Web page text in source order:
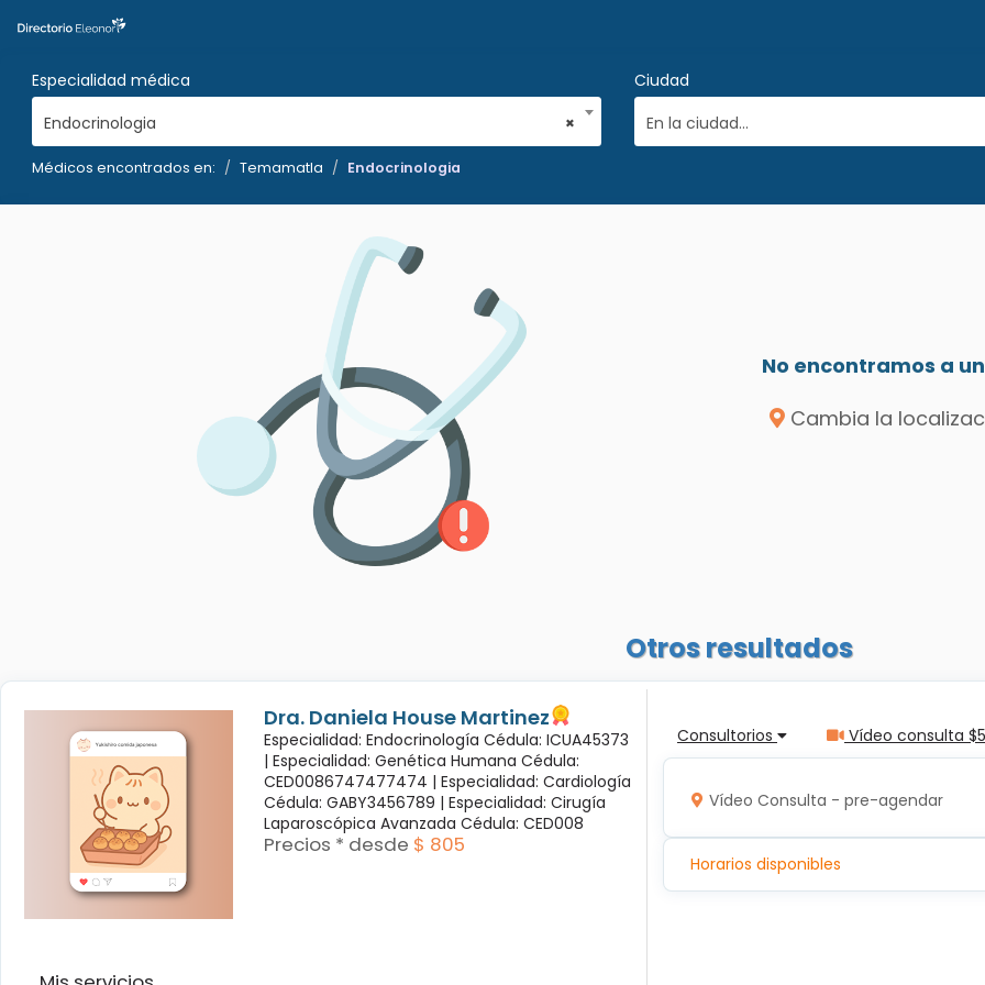
Especialidad médica
×
Endocrinologia
Ciudad
En la ciudad...
Médicos encontrados en: Temamatla Endocrinologia
No encontramos a
Cambia la
Otros resultados
Dra. Daniela House Martinez
Especialidad: Endocrinología Cédula: ICUA45373
| Especialidad: Genética Humana Cédula:
CED0086747477474 | Especialidad: Cardiología
Cédula: GABY3456789 | Especialidad: Cirugía
Laparoscópica Avanzada Cédula: CED008
Precios * desde $ 805
Consultorios Vídeo consulta
Vídeo Consulta - pre-agendar
Horarios disponibles